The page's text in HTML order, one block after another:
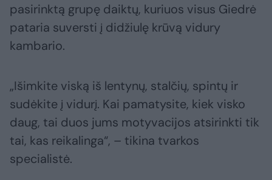
pasirinktą grupę daiktų, kuriuos visus Giedrė
pataria suversti į didžiulę krūvą vidury
kambario.
„Išimkite viską iš lentynų, stalčių, spintų ir
sudėkite į vidurį. Kai pamatysite, kiek visko
daug, tai duos jums motyvacijos atsirinkti tik
tai, kas reikalinga“, – tikina tvarkos
specialistė.